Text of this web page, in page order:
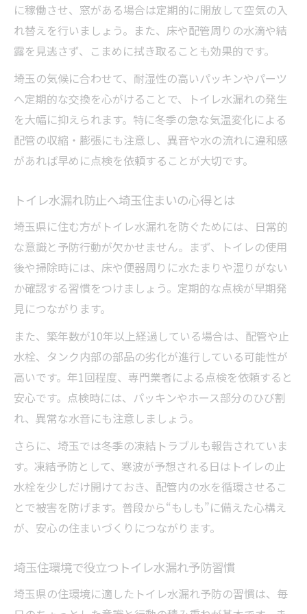
に稼働させ、窓がある場合は定期的に開放して空気の入
れ替えを行いましょう。また、床や配管周りの水滴や結
露を見逃さず、こまめに拭き取ることも効果的です。
埼玉の気候に合わせて、耐湿性の高いパッキンやパーツ
へ定期的な交換を心がけることで、トイレ水漏れの発生
を大幅に抑えられます。特に冬季の急な気温変化による
配管の収縮・膨張にも注意し、異音や水の流れに違和感
があれば早めに点検を依頼することが大切です。
トイレ水漏れ防止へ埼玉住まいの心得とは
埼玉県に住む方がトイレ水漏れを防ぐためには、日常的
な意識と予防行動が欠かせません。まず、トイレの使用
後や掃除時には、床や便器周りに水たまりや湿りがない
か確認する習慣をつけましょう。定期的な点検が早期発
見につながります。
また、築年数が10年以上経過している場合は、配管や止
水栓、タンク内部の部品の劣化が進行している可能性が
高いです。年1回程度、専門業者による点検を依頼すると
安心です。点検時には、パッキンやホース部分のひび割
れ、異常な水音にも注意しましょう。
さらに、埼玉では冬季の凍結トラブルも報告されていま
す。凍結予防として、寒波が予想される日はトイレの止
水栓を少しだけ開けておき、配管内の水を循環させるこ
とで被害を防げます。普段から“もしも”に備えた心構え
が、安心の住まいづくりにつながります。
埼玉住環境で役立つトイレ水漏れ予防習慣
埼玉県の住環境に適したトイレ水漏れ予防の習慣は、毎